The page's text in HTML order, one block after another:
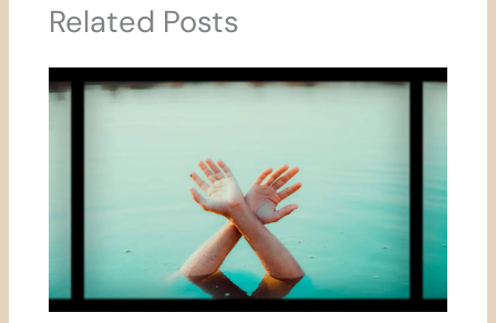
Related Posts